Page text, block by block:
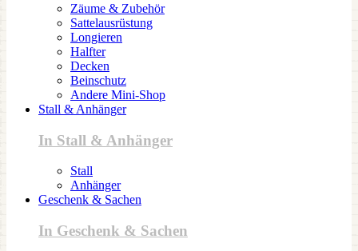
Zäume & Zubehör
Sattelausrüstung
Longieren
Halfter
Decken
Beinschutz
Andere Mini-Shop
Stall & Anhänger
In Stall & Anhänger
Stall
Anhänger
Geschenk & Sachen
In Geschenk & Sachen